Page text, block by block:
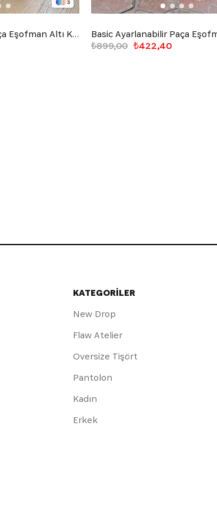
3
Basic Ayarlanabilir Paça Eşofman Altı Kahverengi
₺422,40
₺899,00
KATEGORİLER
New Drop
Flaw Atelier
Oversize Tişört
Pantolon
Kadın
Erkek